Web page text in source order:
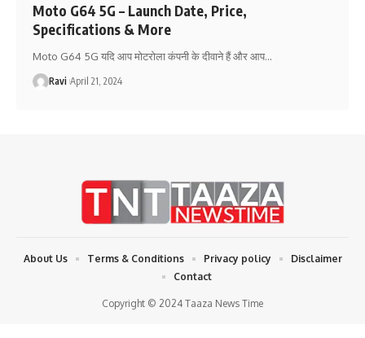
Moto G64 5G – Launch Date, Price,
Specifications & More
Moto G64 5G यदि आप मोटरोला कंपनी के दीवाने हैं और आप…
Ravi April 21, 2024
Copyright © 2024 Taaza News Time
About Us Terms & Conditions Privacy policy
Disclaimer
Contact